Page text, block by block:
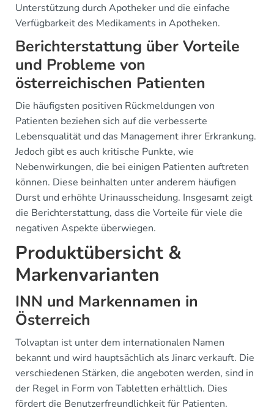
Unterstützung durch Apotheker und die einfache
Verfügbarkeit des Medikaments in Apotheken.
Berichterstattung über Vorteile
und Probleme von
österreichischen Patienten
Die häufigsten positiven Rückmeldungen von
Patienten beziehen sich auf die verbesserte
Lebensqualität und das Management ihrer Erkrankung.
Jedoch gibt es auch kritische Punkte, wie
Nebenwirkungen, die bei einigen Patienten auftreten
können. Diese beinhalten unter anderem häufigen
Durst und erhöhte Urinausscheidung. Insgesamt zeigt
die Berichterstattung, dass die Vorteile für viele die
negativen Aspekte überwiegen.
Produktübersicht &
Markenvarianten
INN und Markennamen in
Österreich
Tolvaptan ist unter dem internationalen Namen
bekannt und wird hauptsächlich als Jinarc verkauft. Die
verschiedenen Stärken, die angeboten werden, sind in
der Regel in Form von Tabletten erhältlich. Dies
fördert die Benutzerfreundlichkeit für Patienten.